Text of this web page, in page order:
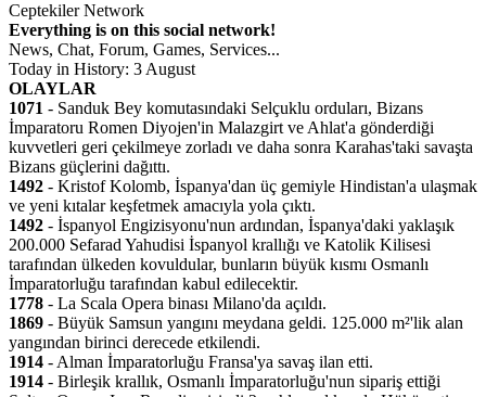
Ceptekiler Network
Everything is on this social network!
News, Chat, Forum, Games, Services...
Today in History: 3 August
OLAYLAR
1071 - Sanduk Bey komutasındaki Selçuklu orduları, Bizans
İmparatoru Romen Diyojen'in Malazgirt ve Ahlat'a gönderdiği
kuvvetleri geri çekilmeye zorladı ve daha sonra Karahas'taki savaşta
Bizans güçlerini dağıttı.
1492 - Kristof Kolomb, İspanya'dan üç gemiyle Hindistan'a ulaşmak
ve yeni kıtalar keşfetmek amacıyla yola çıktı.
1492 - İspanyol Engizisyonu'nun ardından, İspanya'daki yaklaşık
200.000 Sefarad Yahudisi İspanyol krallığı ve Katolik Kilisesi
tarafından ülkeden kovuldular, bunların büyük kısmı Osmanlı
İmparatorluğu tarafından kabul edilecektir.
1778 - La Scala Opera binası Milano'da açıldı.
1869 - Büyük Samsun yangını meydana geldi. 125.000 m²'lik alan
yangından birinci derecede etkilendi.
1914 - Alman İmparatorluğu Fransa'ya savaş ilan etti.
1914 - Birleşik krallık, Osmanlı İmparatorluğu'nun sipariş ettiği